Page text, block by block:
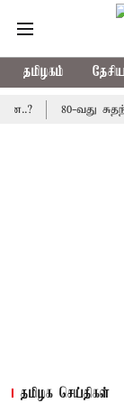
தமிழகம்
80-வது
தமிழக செய்திகள்